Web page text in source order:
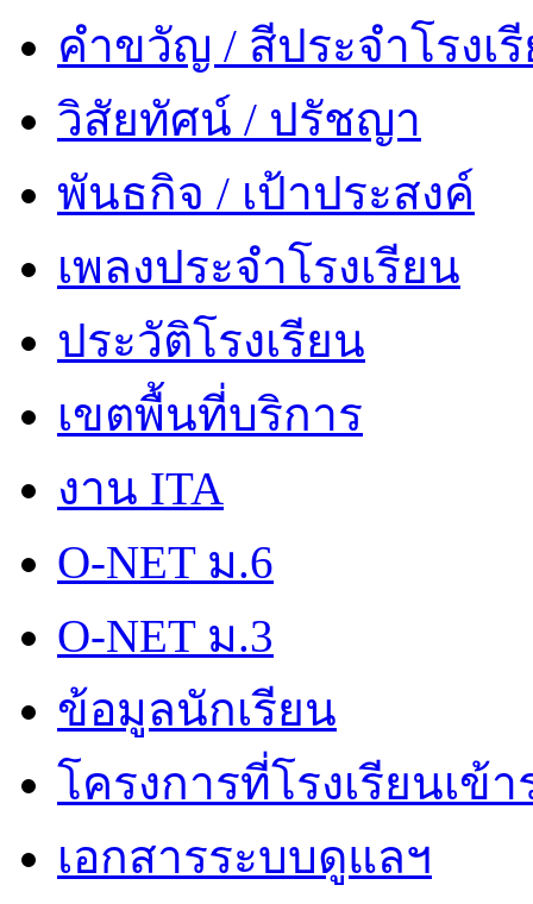
คำขวัญ / สีประจำโรงเ
วิสัยทัศน์ / ปรัชญา
พันธกิจ / เป้าประสงค์
เพลงประจำโรงเรียน
ประวัติโรงเรียน
เขตพื้นที่บริการ
งาน ITA
O-NET ม.6
O-NET ม.3
ข้อมูลนักเรียน
โครงการที่โรงเรียนเข้
เอกสารระบบดูแลฯ